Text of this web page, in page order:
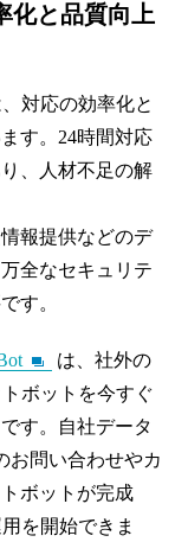
化と品質向上
対応の効率化と
す。24時間対応
、人材不足の解
報提供などのデ
全なセキュリテ
す。
は、社外の
ボットを今すぐ
す。自社データ
お問い合わせやカ
ボットが完成
を開始できま